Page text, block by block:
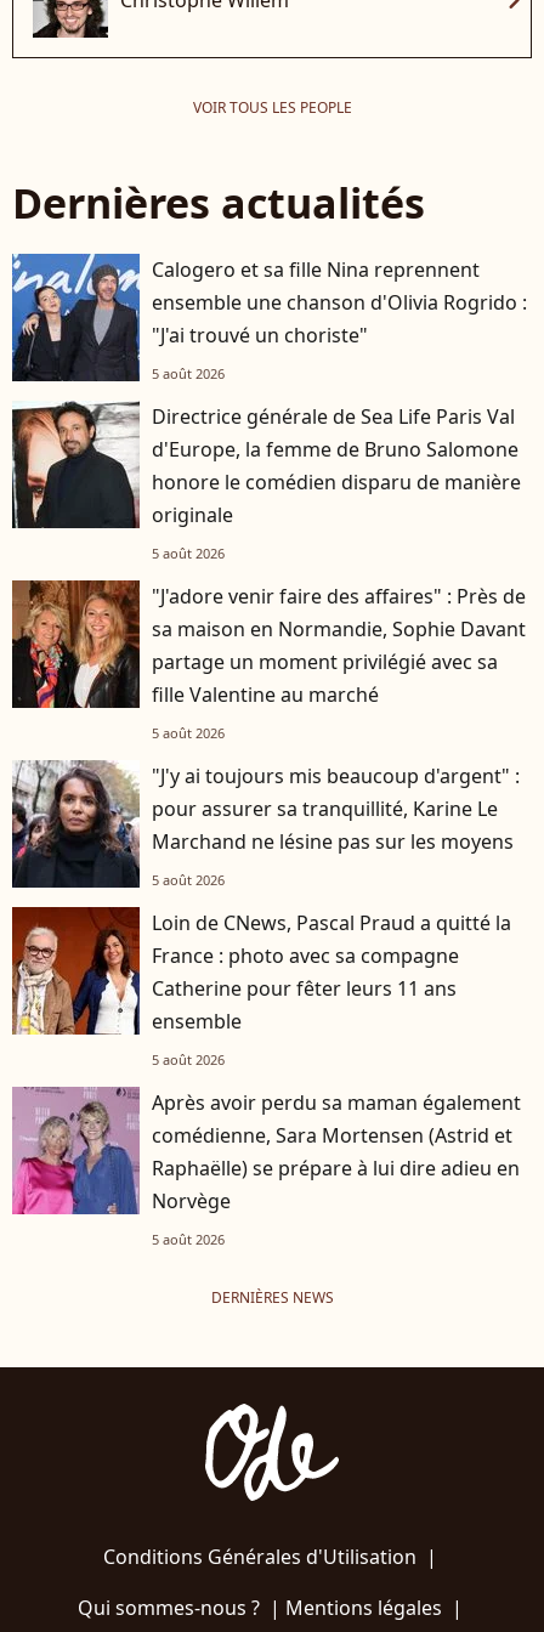
VOIR TOUS LES PEOPLE
Dernières actualités
Calogero et sa fille Nina reprennent
ensemble une chanson d'Olivia Rogrido :
"J'ai trouvé un choriste"
5 août 2026
Directrice générale de Sea Life Paris Val
d'Europe, la femme de Bruno Salomone
honore le comédien disparu de manière
originale
5 août 2026
"J'adore venir faire des affaires" : Près de
sa maison en Normandie, Sophie Davant
partage un moment privilégié avec sa
fille Valentine au marché
5 août 2026
"J'y ai toujours mis beaucoup d'argent" :
pour assurer sa tranquillité, Karine Le
Marchand ne lésine pas sur les moyens
5 août 2026
Loin de CNews, Pascal Praud a quitté la
France : photo avec sa compagne
Catherine pour fêter leurs 11 ans
ensemble
5 août 2026
Après avoir perdu sa maman également
comédienne, Sara Mortensen (Astrid et
Raphaëlle) se prépare à lui dire adieu en
Norvège
5 août 2026
DERNIÈRES NEWS
Conditions Générales d'Utilisation |
Qui sommes-nous ?| Mentions légales |